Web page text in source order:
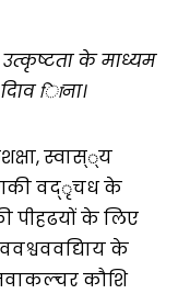
के माध्यम
िाना।
स्वास््य
वद्ृचध के
के लिए
के
कौशि